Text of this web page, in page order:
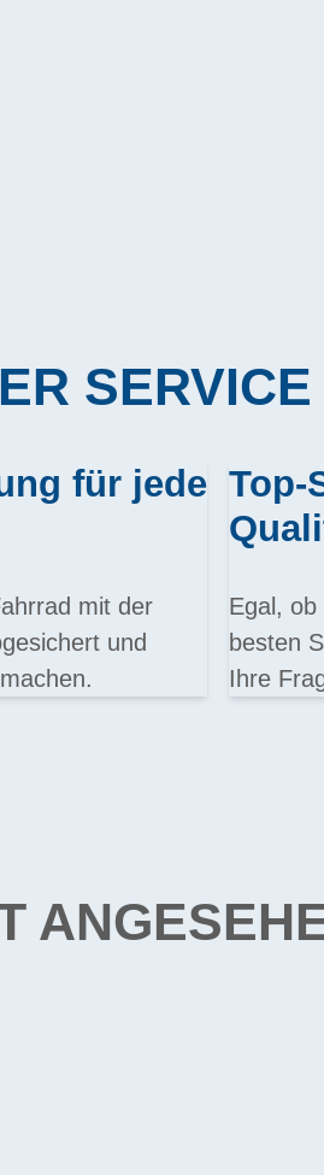
für jede
mit der
und
Top-
Egal,
besten
Ihre